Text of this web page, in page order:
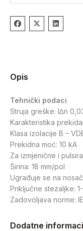
Opis
Tehnički podaci
Struja greške: I∆n
Karakteristika
Klasa izolacije B –
Prekidna moć: 10 kA
Za izmjenične i
Širina: 18 mm/pol
Ugrađuje se na
Priključne stezaljke:
Zadovoljava norme:
Dodatne